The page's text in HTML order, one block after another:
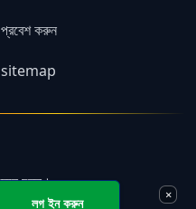
প্রবেশ করুন
sitemap
চলুন।
×
লগ ইন করুন